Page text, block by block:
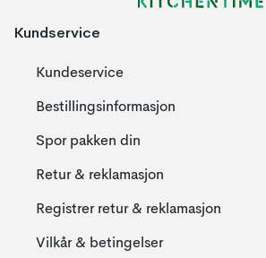
Kundservice
Kundeservice
Bestillingsinformasjon
Spor pakken din
Retur & reklamasjon
Registrer retur & reklamasjon
Vilkår & betingelser